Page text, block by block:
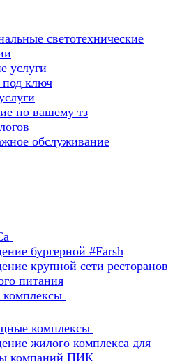
светотехнические
услуги
ключ
по вашему тз
обслуживание
бургерной #Farsh
крупной сети ресторанов
питания
комплексы
жилого комплекса для
компаний ПИК